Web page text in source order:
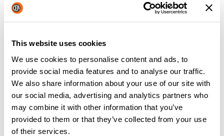
This website uses cookies
We use cookies to personalise content and ads, to
provide social media features and to analyse our traffic.
We also share information about your use of our site with
our social media, advertising and analytics partners who
may combine it with other information that you’ve
provided to them or that they’ve collected from your use
of their services.
CONSOMMABLES
Le choix des consommables dépend du matériau et de
l'épaisseur à découper, de l'ampérage et du gaz plasma
utilisés, ainsi que d'autres paramètres du découpage à l'arc.
Le manuel de l'opérateur fourni avec votre système plasma
vous indiquera les consommables à utiliser.
L'utilisation de consommables incorrects peut entraîner une